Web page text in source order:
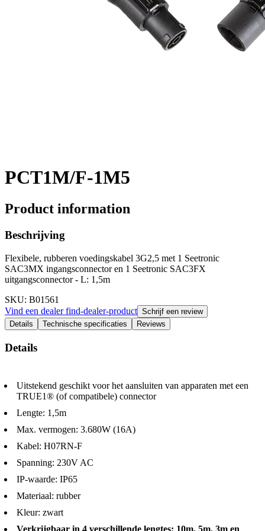
PCT1M/F-1M5
Product information
Beschrijving
Flexibele, rubberen voedingskabel 3G2,5 met 1 Seetronic
SAC3MX ingangsconnector en 1 Seetronic SAC3FX
uitgangsconnector - L: 1,5m
SKU: B01561
Vind een dealerfind-dealer-product Schrijf een review
Details
Technische specificaties Reviews
Details
Uitstekend geschikt voor het aansluiten van apparaten met een
TRUE1® (of compatibele) connector
Lengte: 1,5m
Max. vermogen: 3.680W (16A)
Kabel: H07RN-F
Spanning: 230V AC
IP-waarde: IP65
Materiaal: rubber
Kleur: zwart